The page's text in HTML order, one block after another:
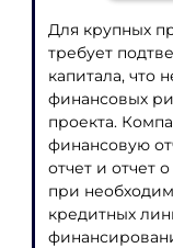
Для крупных
требует
капитала, что
финансовых
проекта.
финансовую
отчет и отчет
при
кредитных